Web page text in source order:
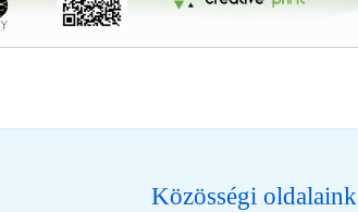
Közösségi oldalaink